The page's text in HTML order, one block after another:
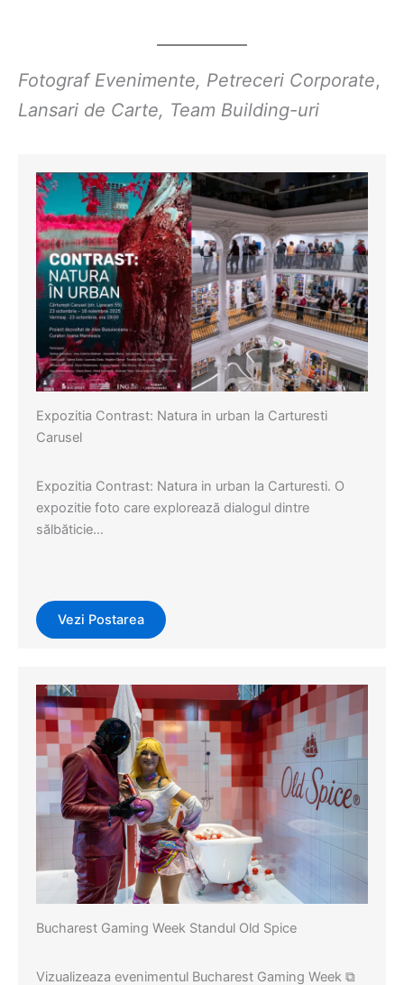
Fotograf Evenimente, Petreceri Corporate,
Lansari de Carte, Team Building-uri
Expozitia Contrast: Natura in urban la Carturesti
Carusel
Evenimente,Events
Expozitia Contrast: Natura in urban la Carturesti. O
expozitie foto care explorează dialogul dintre
sălbăticie…
Vezi Postarea
Bucharest Gaming Week Standul Old Spice
Vizualizeaza evenimentul Bucharest Gaming Week ⧉